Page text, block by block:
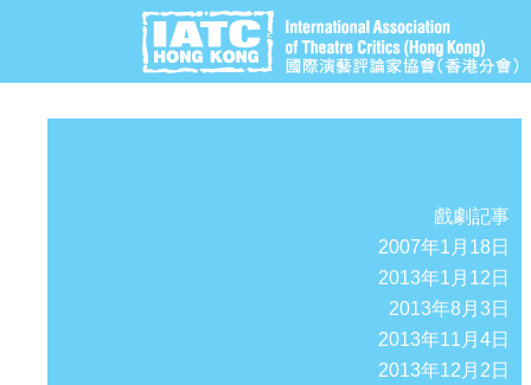
戲劇記事
2007年1月18日
2013年1月12日
2013年8月3日
2013年11月4日
2013年12月2日